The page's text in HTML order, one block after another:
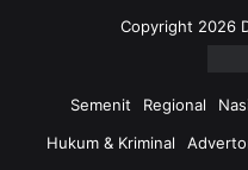
Copyright 2026
Semenit Regional
Hukum & Kriminal